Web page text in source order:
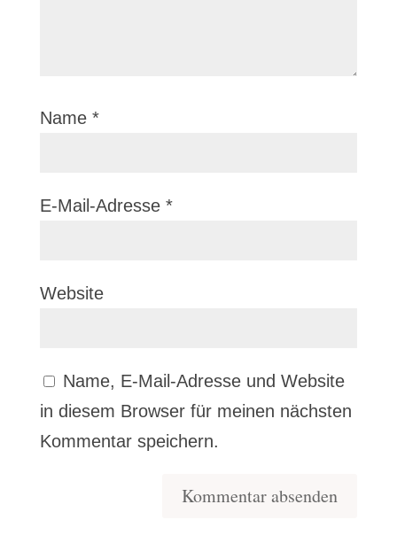
Name *
E-Mail-Adresse *
Website
Name, E-Mail-Adresse und Website
in diesem Browser für meinen nächsten
Kommentar speichern.